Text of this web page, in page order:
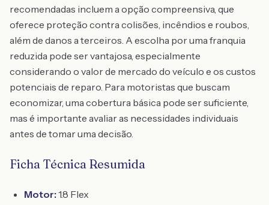
recomendadas incluem a opção compreensiva, que
oferece proteção contra colisões, incêndios e roubos,
além de danos a terceiros. A escolha por uma franquia
reduzida pode ser vantajosa, especialmente
considerando o valor de mercado do veículo e os custos
potenciais de reparo. Para motoristas que buscam
economizar, uma cobertura básica pode ser suficiente,
mas é importante avaliar as necessidades individuais
antes de tomar uma decisão.
Ficha Técnica Resumida
Motor: 1.8 Flex